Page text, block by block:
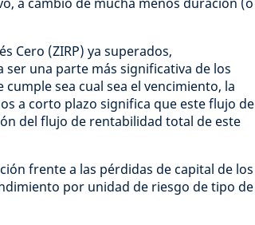
Cero (ZIRP) ya superados,
una parte más significativa de los
sea cual sea el vencimiento, la
a corto plazo significa que este flujo de
del flujo de rentabilidad total de este
frente a las pérdidas de capital de los
por unidad de riesgo de tipo de